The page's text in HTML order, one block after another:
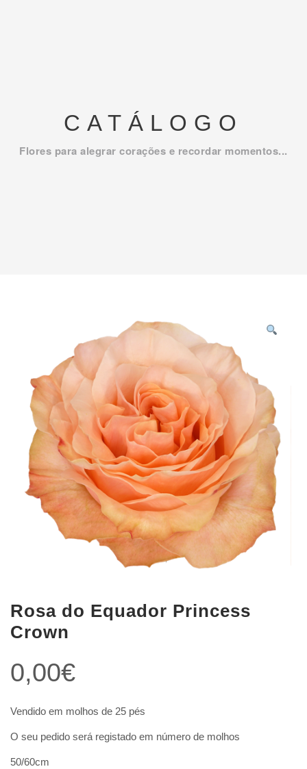
CATÁLOGO
Flores para alegrar corações e recordar momentos...
Rosa do Equador Princess
Crown
0,00€
Vendido em molhos de 25 pés
O seu pedido será registado em número de molhos
50/60cm